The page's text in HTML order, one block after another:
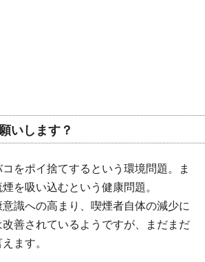
いします？
をポイ捨てするという環境問題。ま
を吸い込むという健康問題。
識への高まり、喫煙者自体の減少に
善されているようですが、まだまだ
ます。